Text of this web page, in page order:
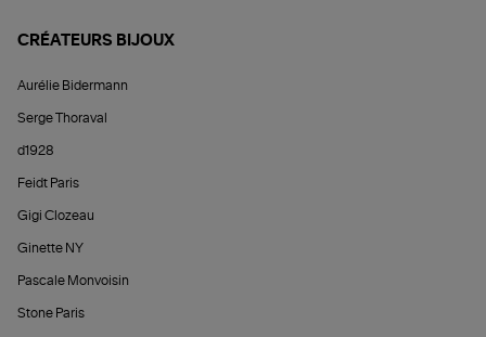
CRÉATEURS BIJOUX
Aurélie Bidermann
Serge Thoraval
d1928
Feidt Paris
Gigi Clozeau
Ginette NY
Pascale Monvoisin
Stone Paris